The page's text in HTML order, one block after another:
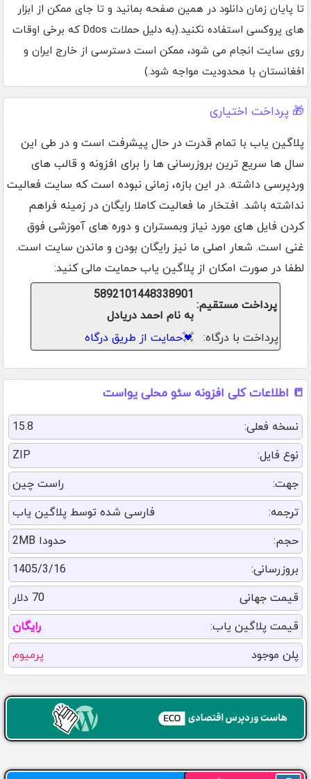
تا پایان زمان دانلود در همین صفحه بمانید و تا جای ممکن از ابزار
های پروکسی استفاده نکنید.(به دلیل حملات Ddos که برخی اوقات
روی سایت انجام می شود، ممکن است دسترسی از خارج ایران و
افغانستان با محدودیت مواجه شود.)
🎁 پرداخت اختیاری
پلاگین یاب با تمام قدرت در حال پیشرفت است و در طی این
سال ها سریع ترین بروزرسانی ها را برای افزونه و قالب های
وردپرسی داشته. در این بازه، زمانی نبوده است که سایت فعالیت
نداشته باشد. افتخار ما فعالیت کاملا رایگان در زمینه فراهم
کردن فایل های مورد نیاز وبمستران و دوره های آموزشی فوق
غنی است. شعار اصلی ما نیز رایگان بودن و ماندن سایت است.
لطفا در صورت امکان از پلاگین یاب حمایت مالی کنید:
پرداخت مستقیم:
5892101448338901
به نام احمد دریادل
پرداخت با درگاه:
💓حمایت از طریق درگاه
📒 اطلاعات کلی افزونه سئو محلی یواست
نسخه فعلی:
15.8
نوع فایل:
ZIP
جهت:
راست چین
ترجمه:
فارسی شده توسط پلاگین یاب
حجم:
حدودا 2MB
بروزرسانی:
1405/3/16
قیمت جهانی
70 دلار
قیمت پلاگین یاب:
رایگان
پلن موجود
پرمیوم